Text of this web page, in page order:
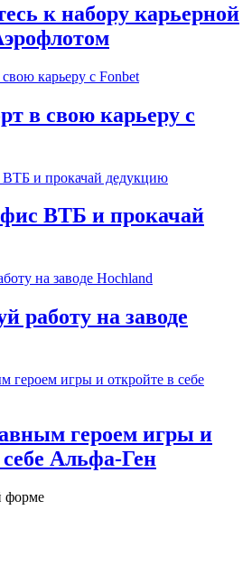
к набору карьерной
в свою карьеру с
ВТБ и прокачай
работу на заводе
героем игры и
Альфа-Ген
форме